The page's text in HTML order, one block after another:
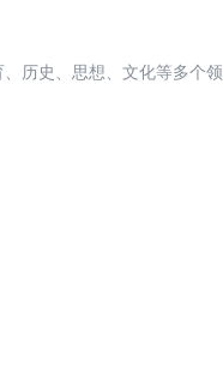
历史、思想、文化等多个领